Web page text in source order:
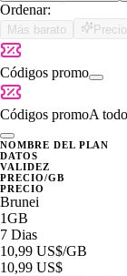
Ordenar:
Más barato
Códigos promo
Códigos promoA
NOMBRE DEL PLAN
DATOS
VALIDEZ
PRECIO/GB
PRECIO
Brunei
1GB
7 Dias
10,99 US$/GB
10,99 US$